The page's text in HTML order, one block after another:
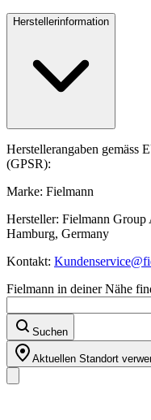
Herstellerinformation
Herstellerangaben gemäss
(GPSR):
Marke: Fielmann
Hersteller: Fielmann
Hamburg, Germany
Kontakt:
Fielmann in deiner Nähe
Suchen
Aktuellen Standort